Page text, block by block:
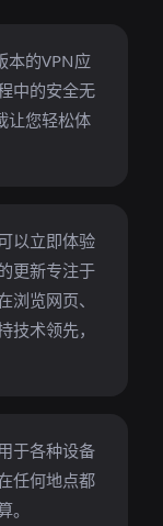
本的VPN应
中的安全无
让您轻松体
以立即体验
更新专注于
览网页、
术领先，
于各种设备
任何地点都
。